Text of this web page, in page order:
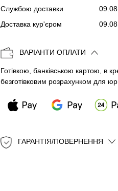
Службою доставки 09.08
Доставка кур'єром
09.08
ВАРІАНТИ ОПЛАТИ
Готівкою, банківською картою, в
безготівковим розрахунком для юр.
ГАРАНТІЯ/ПОВЕРНЕННЯ